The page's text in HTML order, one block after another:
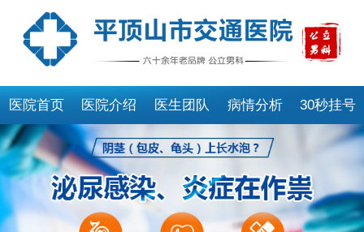
医院首页 医院介绍 医生团队 病情分析 30秒挂号